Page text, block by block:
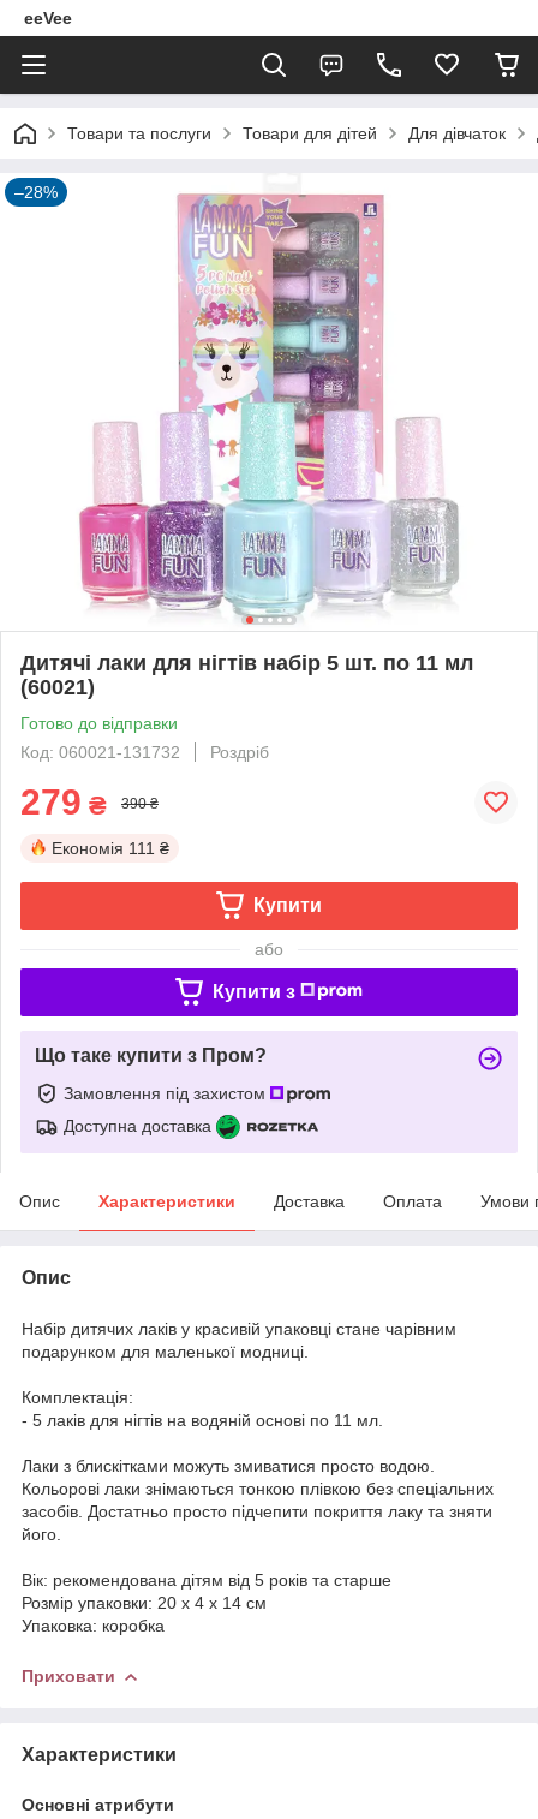
eeVee
Товари та послуги Товари для дітей Для дівчаток
–28%
Дитячі лаки для нігтів набір 5 шт. по 11 мл
(60021)
Готово до відправки
Код: 060021-131732
Роздріб
279 ₴ 390 ₴
Економія 111 ₴
Купити
або
Купити з
Що таке купити з Пром?
Замовлення під захистом
Доступна доставка
Опис Характеристики Доставка Оплата Умови
Опис
Набір дитячих лаків у красивій упаковці стане чарівним
подарунком для маленької модниці.
Комплектація:
- 5 лаків для нігтів на водяній основі по 11 мл.
Лаки з блискітками можуть змиватися просто водою.
Кольорові лаки знімаються тонкою плівкою без спеціальних
засобів. Достатньо просто підчепити покриття лаку та зняти
його.
Вік: рекомендована дітям від 5 років та старше
Розмір упаковки: 20 х 4 х 14 см
Упаковка: коробка
Приховати
Характеристики
Основні атрибути